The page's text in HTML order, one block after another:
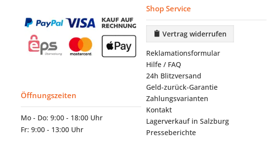
Öffnungszeiten
Mo - Do: 9:00 - 18:00 Uhr
Fr: 9:00 - 13:00 Uhr
Shop Service
Vertrag widerrufen
Reklamationsformular
Hilfe / FAQ
24h Blitzversand
Geld-zurück-Garantie
Zahlungsvarianten
Kontakt
Lagerverkauf in Salzburg
Presseberichte